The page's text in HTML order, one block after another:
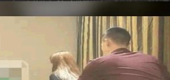
着茶文化的深厚底蕴，又不失时尚感。工作室的招
牌可能是一块古朴的木匾，用典雅的书法写着工作
室的名字，在阳光或灯光的映照下，散发出独特的
韵味。周边绿植环绕，或是几盆翠竹，或是一丛繁
花，为整个工作室增添了一份生机与自然之美。##
温馨舒适...